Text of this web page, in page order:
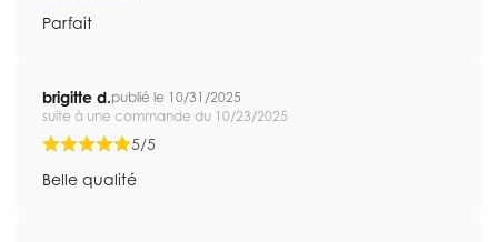
Parfait
brigitte d.publié le 10/31/2025
suite à une commande du 10/23/2025
5/5
Belle qualité